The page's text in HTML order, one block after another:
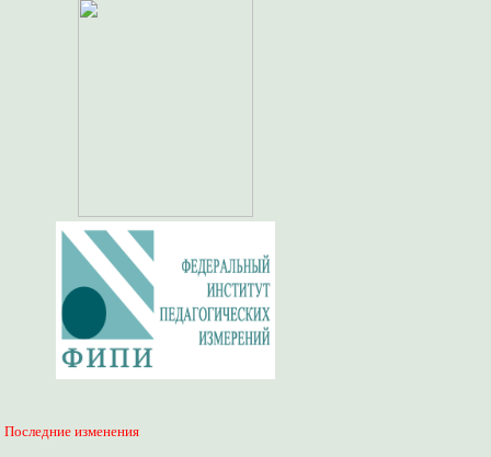
Последние изменения